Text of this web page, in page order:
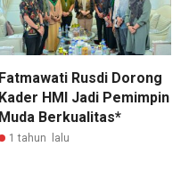
Fatmawati Rusdi Dorong
Kader HMI Jadi Pemimpin
Muda Berkualitas*
1 tahun lalu